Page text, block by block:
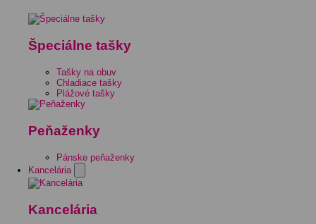
Špeciálne tašky
Tašky na obuv
Chladiace tašky
Plážové tašky
Peňaženky
Pánske peňaženky
Kancelária
Kancelária